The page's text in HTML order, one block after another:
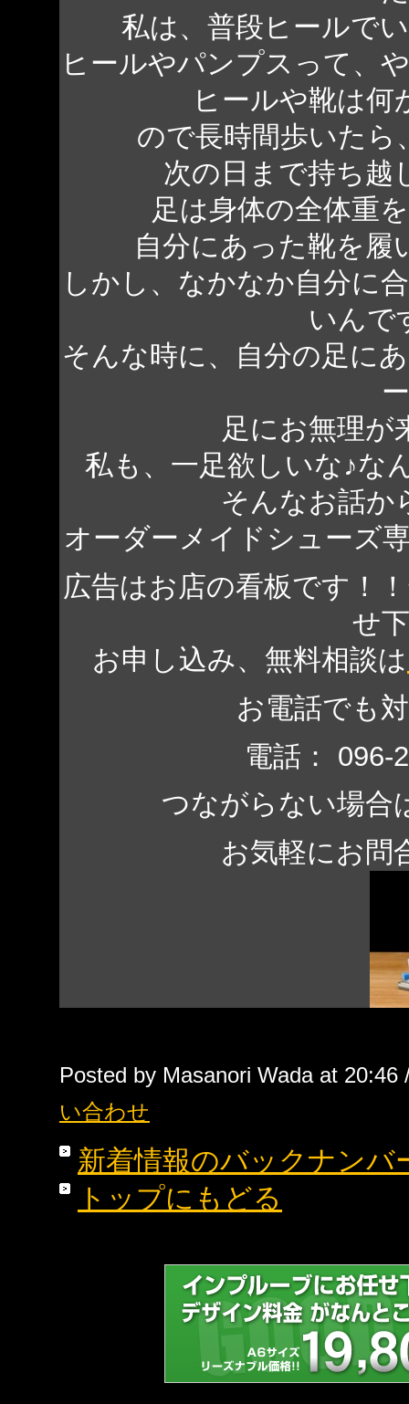
私は、普段ヒールで
ヒールやパンプスって、
ヒールや靴は何
ので長時間歩いたら
次の日まで持ち越
足は身体の全体重
自分にあった靴を
しかし、なかなか自分に
いんで
そんな時に、自分の足に
足にお無理が
私も、一足欲しいな♪な
そんなお話か
オーダーメイドシューズ
広告はお店の看板です！
せ
お申し込み、無料相談は
お電話でも
電話： 096-
つながらない場合
お気軽にお問
Posted by Masanori Wada at
い合わせ
新着情報のバックナンバ
トップにもどる